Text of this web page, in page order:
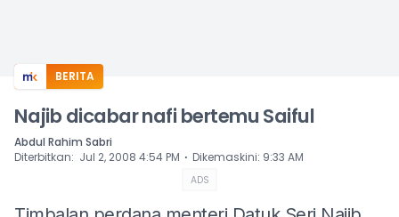
BERITA
Najib dicabar nafi bertemu Saiful
Abdul Rahim Sabri
Diterbitkan: Jul 2, 2008 4:54 PM ⋅ Dikemaskini: 9:33 AM
ADS